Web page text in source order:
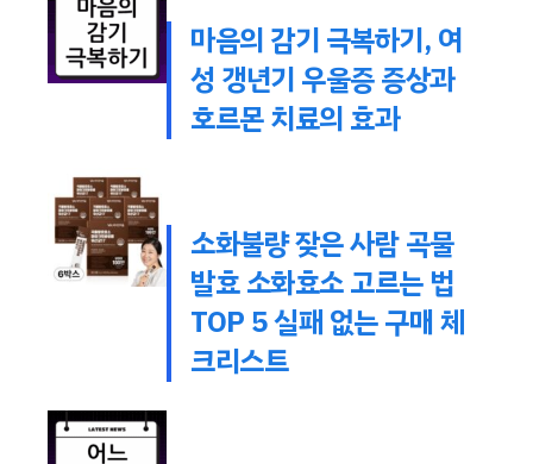
마음의 감기 극복하기, 여
성 갱년기 우울증 증상과
호르몬 치료의 효과
소화불량 잦은 사람 곡물
발효 소화효소 고르는 법
TOP 5 실패 없는 구매 체
크리스트